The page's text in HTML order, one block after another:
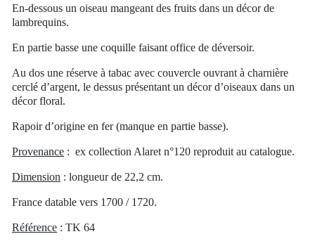
En-dessous un oiseau mangeant des fruits dans un décor de
lambrequins.
En partie basse une coquille faisant office de déversoir.
Au dos une réserve à tabac avec couvercle ouvrant à charnière
cerclé d’argent, le dessus présentant un décor d’oiseaux dans un
décor floral.
Rapoir d’origine en fer (manque en partie basse).
Provenance : ex collection Alaret n°120 reproduit au catalogue.
Dimension : longueur de 22,2 cm.
France datable vers 1700 / 1720.
Référence : TK 64